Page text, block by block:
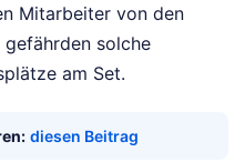
Mitarbeiter von den
gefährden solche
am Set.
diesen Beitrag